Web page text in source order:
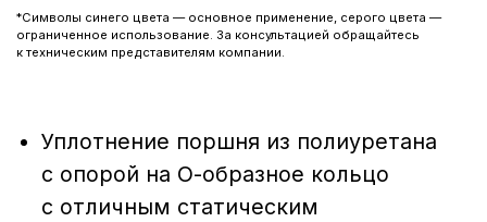
двустороннего действия, уплотнения
PTFE (PU) c опорой на О-образное
Обладает очень высокой
износостойкостью